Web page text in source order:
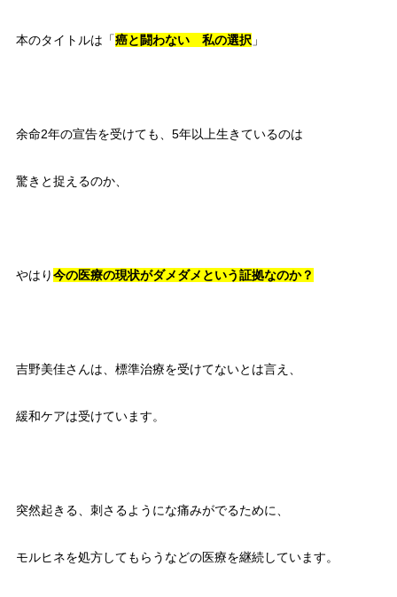
本のタイトルは「癌と闘わない 私の選択」
余命2年の宣告を受けても、5年以上生きているのは
驚きと捉えるのか、
やはり今の医療の現状がダメダメという証拠なのか？
吉野美佳さんは、標準治療を受けてないとは言え、
緩和ケアは受けています。
突然起きる、刺さるようにな痛みがでるために、
モルヒネを処方してもらうなどの医療を継続しています。